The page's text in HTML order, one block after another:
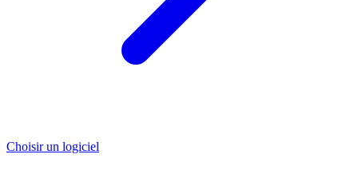
Choisir un logiciel